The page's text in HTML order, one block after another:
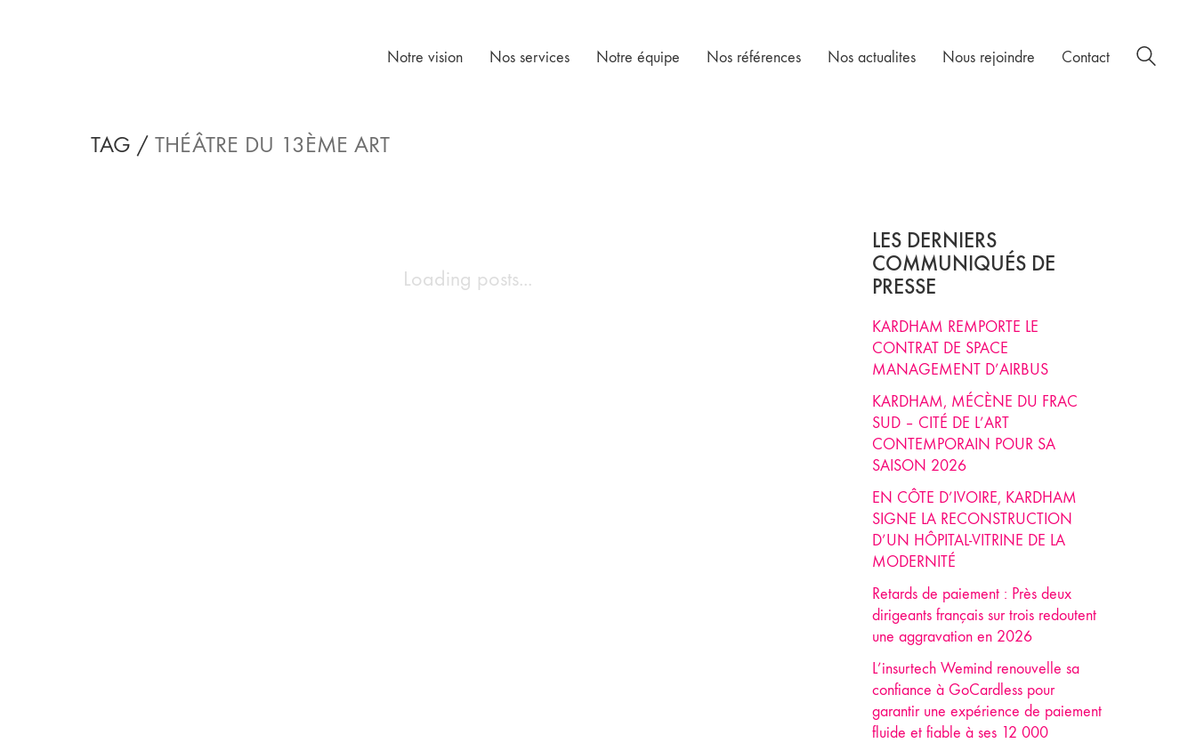
Notre vision Nos services Notre équipe Nos références Nos actualites Nous rejoindre Contact
TAG / THÉÂTRE DU 13ÈME ART
Loading posts...
LES DERNIERS
COMMUNIQUÉS DE
PRESSE
KARDHAM REMPORTE LE
CONTRAT DE SPACE
MANAGEMENT D’AIRBUS
KARDHAM, MÉCÈNE DU FRAC
SUD – CITÉ DE L’ART
CONTEMPORAIN POUR SA
SAISON 2026
EN CÔTE D’IVOIRE, KARDHAM
SIGNE LA RECONSTRUCTION
D’UN HÔPITAL-VITRINE DE LA
MODERNITÉ
Retards de paiement : Près deux
dirigeants français sur trois redoutent
une aggravation en 2026
L’insurtech Wemind renouvelle sa
confiance à GoCardless pour
garantir une expérience de paiement
fluide et fiable à ses 12 000